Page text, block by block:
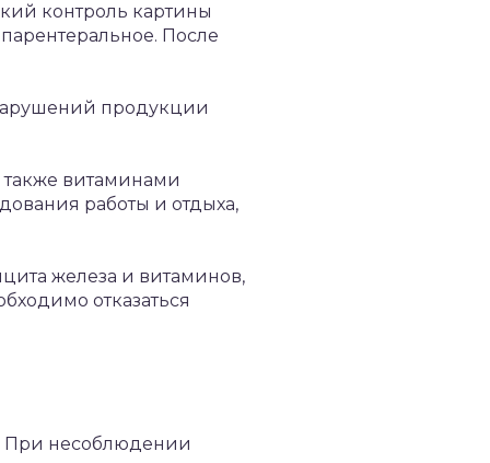
контроль картины
После
продукции
витаминами
работы и отдыха,
железа и витаминов,
отказаться
При несоблюдении